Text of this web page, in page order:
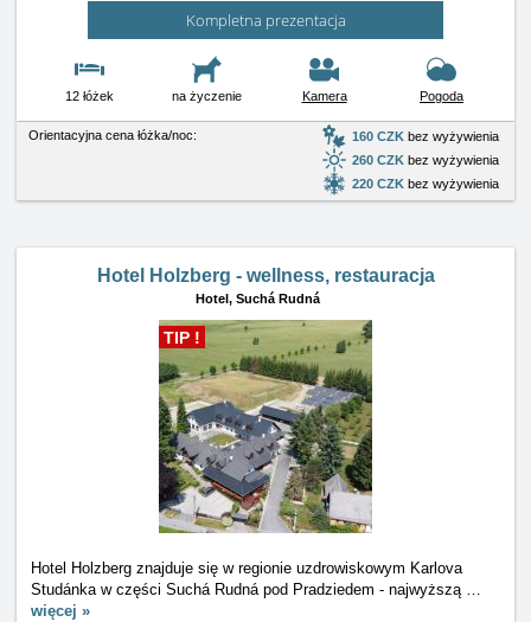
Kompletna prezentacja
12 łóżek na życzenie Kamera Pogoda
Orientacyjna cena łóżka/noc: 160 CZK bez wyżywienia
260 CZK bez wyżywienia
220 CZK bez wyżywienia
Hotel Holzberg - wellness, restauracja
Hotel, Suchá Rudná
TIP !
Hotel Holzberg znajduje się w regionie uzdrowiskowym Karlova
Studánka w części Suchá Rudná pod Pradziedem - najwyższą …
więcej »